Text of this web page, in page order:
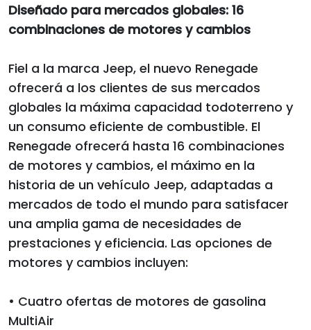
Diseñado para mercados globales: 16
combinaciones de motores y cambios
Fiel a la marca Jeep, el nuevo Renegade
ofrecerá a los clientes de sus mercados
globales la máxima capacidad todoterreno y
un consumo eficiente de combustible. El
Renegade ofrecerá hasta 16 combinaciones
de motores y cambios, el máximo en la
historia de un vehículo Jeep, adaptadas a
mercados de todo el mundo para satisfacer
una amplia gama de necesidades de
prestaciones y eficiencia. Las opciones de
motores y cambios incluyen:
• Cuatro ofertas de motores de gasolina
MultiAir